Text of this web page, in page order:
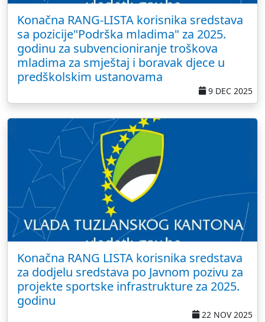
Konačna RANG-LISTA korisnika sredstava
sa pozicije"Podrška mladima" za 2025.
godinu za subvencioniranje troškova
mladima za smještaj i boravak djece u
predškolskim ustanovama
9 DEC 2025
Konačna RANG LISTA korisnika sredstava
za dodjelu sredstava po Javnom pozivu za
projekte sportske infrastrukture za 2025.
godinu
22 NOV 2025